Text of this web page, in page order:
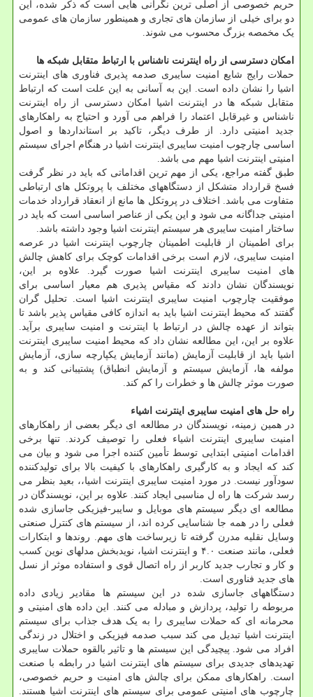
حریم خصوصی از اصلی ترین نگرانی هایی است که ذکر شده، این
دو برای خیلی از سازمان های تجاری و همینطور سازمان های عمومی
یک مخمصه بزرگ محسوب می شوند.
امکان دسترسی از راه اینترنت ناشناس با ارتباط متقابل شبکه ها
حملات رایج شایع امنیت سایبری صدمه پذیری فناوری های اینترنت
اشیا را نشان داده است. این به آسانی به این علت است که ارتباط
متقابل شبکه ها در اینترنت اشیا امکان دسترسی از راه اینترنت
ناشناس و غیرقابل اعتماد را فراهم می آورد و احتیاج به راهکارهای
جدید امنیتی دارد. از طرف دیگر، تاکید بر استانداردها و اصول
اساسی چارچوب امنیت سایبری اینترنت اشیا در هنگام اجرای سیستم
امنیتی اینترنت اشیا مهم می باشد.
طبق گفته مراجع، یکی از مهم ترین اقداماتی که باید در نظر گرفت
فسخ قرارداد متشکل از دستگاههای مختلف با پروتکل های ارتباطی
متفاوت می باشد. اختلاف در پروتکل ها مانع از انعقاد قرارداد خدمات
امنیتی جداگانه می شود و این یکی از عناصر اساسی است که باید در
ساختار امنیت سایبری هر سیستم اینترنت اشیا وجود داشته باشد.
برای اطمینان از قابلیت اطمینان چارچوب اینترنت اشیا در عرصه
امنیت سایبری، لازم است برخی اقدامات کوچک برای کاهش چالش
های امنیت سایبری اینترنت اشیا صورت گیرد. علاوه بر این،
نویسندگان نشان دادند که مقیاس پذیری هم معیار اساسی برای
موفقیت چارچوب امنیت سایبری اینترنت اشیا است. تحلیل گران
گفتند که محیط اینترنت اشیا باید به اندازه کافی مقیاس پذیر باشد تا
بتواند از عهده چالش در ارتباط با اینترنت و امنیت سایبری برآید.
علاوه بر این، این مطالعه نشان داد که محیط امنیت سایبری اینترنت
اشیا باید از قابلیت آزمایش (مانند آزمایش یکپارچه سازی، آزمایش
مولفه ها، آزمایش سیستم و آزمایش انطباق) پشتیبانی کند و به
صورت موثر چالش ها و خطرات را کم کند.
راه حل های امنیت سایبری اینترنت اشیاء
در همین زمینه، نویسندگان در مطالعه ای دیگر بعضی از راهکارهای
امنیت سایبری اینترنت اشیاء فعلی را توصیف کردند. تنها برخی
اقدامات امنیتی ابتدایی توسط تأمین کننده اجرا می شود و بیان می
کند که ایجاد و به کارگیری راهکارهای با کیفیت بالا برای تولیدکننده
سودآور نیست. در مورد امنیت سایبری اینترنت اشیا،، بعید بنظر می
رسد شرکت ها راه ل مناسبی ایجاد کنند. علاوه بر این، نویسندگان در
مطالعه ای دیگر سیستم های موبایل و سایبر-فیزیکی جاسازی شده
فعلی را در همه جا شناسایی کرده اند، از سیستم های کنترل صنعتی
وسایل نقلیه مدرن گرفته تا زیرساخت های مهم. روندها و ابتکارات
فعلی، مانند صنعت ۴.۰ و اینترنت اشیا، نویدبخش مدلهای نوین کسب
و کار و تجارب جدید کاربر از راه اتصال قوی و استفاده موثر از نسل
های جدید فناوری است.
دستگاههای جاسازی شده در این سیستم ها مقادیر زیادی داده
مربوطه را تولید، پردازش و مبادله می کنند. این داده های امنیتی و
محرمانه ای که حملات سایبری را به یک هدف جذاب برای سیستم
اینترنت اشیا تبدیل می کند سبب صدمه فیزیکی و اختلال در زندگی
افراد می شود. پیچیدگی این سیستم ها و تاثیر بالقوه حملات سایبری
تهدیدهای جدیدی برای سیستم های اینترنت اشیا در رابطه با صنعت
است. راهکارهای ممکن برای چالش های امنیت و حریم خصوصی،
چارچوب های امنیتی عمومی برای سیستم های اینترنت اشیا هستند.